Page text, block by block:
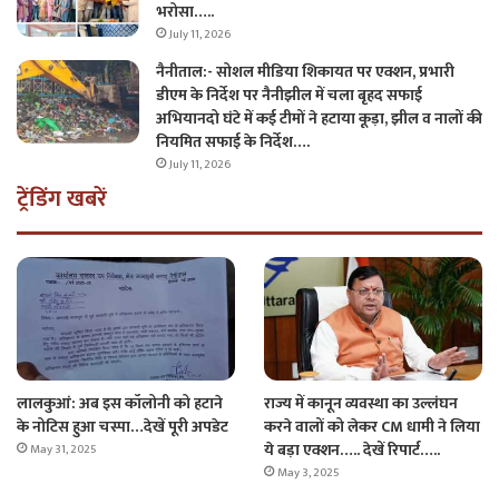
भरोसा…..
July 11, 2026
नैनीताल:- सोशल मीडिया शिकायत पर एक्शन, प्रभारी
डीएम के निर्देश पर नैनीझील में चला बृहद सफाई
अभियानदो घंटे में कई टीमों ने हटाया कूड़ा, झील व नालों की
नियमित सफाई के निर्देश….
July 11, 2026
ट्रेंडिंग खबरें
लालकुआं: अब इस कॉलोनी को हटाने
के नोटिस हुआ चस्पा…देखें पूरी अपडेट
May 31, 2025
राज्य में कानून व्यवस्था का उल्लंघन
करने वालों को लेकर CM धामी ने लिया
ये बड़ा एक्शन….. देखें रिपार्ट…..
May 3, 2025